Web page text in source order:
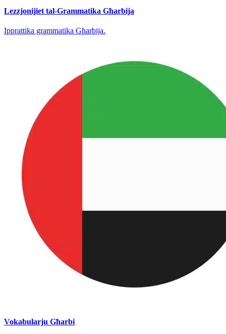
Lezzjonijiet tal-Grammatika Għarbija
Ipprattika grammatika Għarbija.
Vokabularju Għarbi